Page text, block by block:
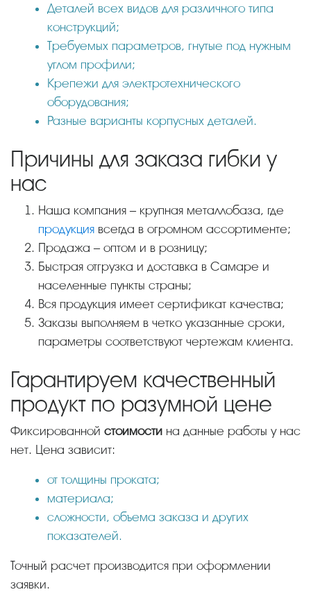
Деталей всех видов для различного типа
конструкций;
Требуемых параметров, гнутые под нужным
углом профили;
Крепежи для электротехнического
оборудования;
Разные варианты корпусных деталей.
Причины для заказа гибки у
нас
Наша компания – крупная металлобаза, где
продукция всегда в огромном ассортименте;
Продажа – оптом и в розницу;
Быстрая отгрузка и доставка в Самаре и
населенные пункты страны;
Вся продукция имеет сертификат качества;
Заказы выполняем в четко указанные сроки,
параметры соответствуют чертежам клиента.
Гарантируем качественный
продукт по разумной цене
Фиксированной стоимости на данные работы у нас
нет. Цена зависит:
от толщины проката;
материала;
сложности, объема заказа и других
показателей.
Точный расчет производится при оформлении
заявки.